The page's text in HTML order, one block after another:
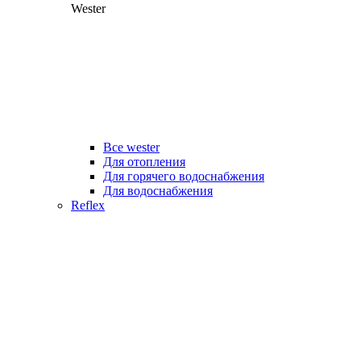
Wester
Все wester
Для отопления
Для горячего водоснабжения
Для водоснабжения
Reflex